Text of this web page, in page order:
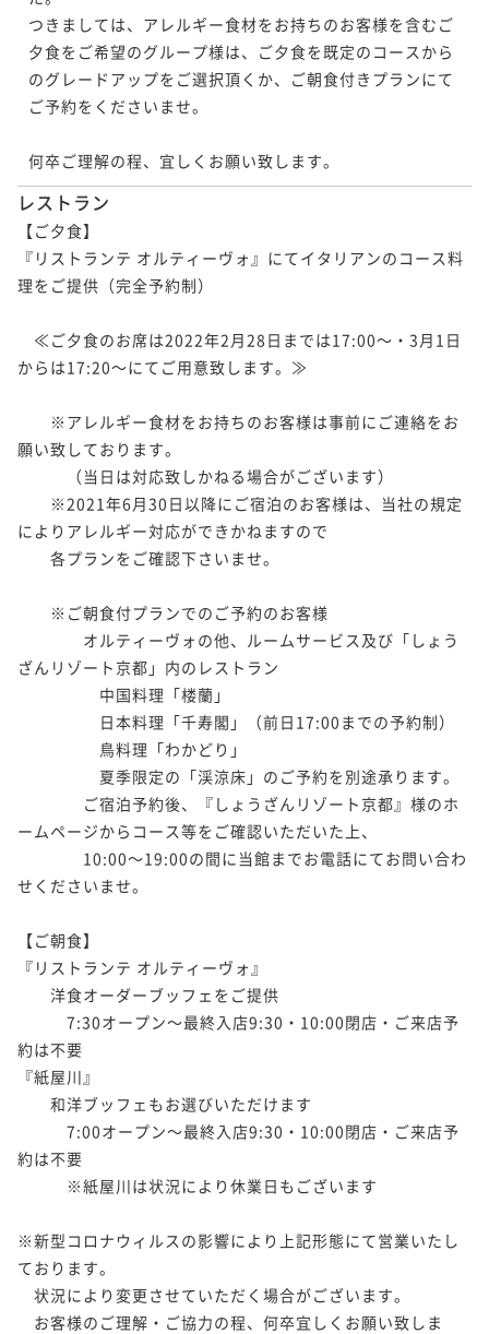
つきましては、アレルギー食材をお持ちのお客様を含むご
夕食をご希望のグループ様は、ご夕食を既定のコースから
のグレードアップをご選択頂くか、ご朝食付きプランにて
ご予約をくださいませ。
何卒ご理解の程、宜しくお願い致します。
レストラン
【ご夕食】
『リストランテ オルティーヴォ』にてイタリアンのコース料
理をご提供（完全予約制）
≪ご夕食のお席は2022年2月28日までは17:00～・3月1日
からは17:20～にてご用意致します。≫
※アレルギー食材をお持ちのお客様は事前にご連絡をお
願い致しております。
（当日は対応致しかねる場合がございます）
※2021年6月30日以降にご宿泊のお客様は、当社の規定
によりアレルギー対応ができかねますので
各プランをご確認下さいませ。
※ご朝食付プランでのご予約のお客様
オルティーヴォの他、ルームサービス及び「しょう
ざんリゾート京都」内のレストラン
中国料理「楼蘭」
日本料理「千寿閣」（前日17:00までの予約制）
鳥料理「わかどり」
夏季限定の「渓涼床」のご予約を別途承ります。
ご宿泊予約後、『しょうざんリゾート京都』様のホ
ームページからコース等をご確認いただいた上、
10:00～19:00の間に当館までお電話にてお問い合わ
せくださいませ。
【ご朝食】
『リストランテ オルティーヴォ』
洋食オーダーブッフェをご提供
7:30オープン～最終入店9:30・10:00閉店・ご来店予
約は不要
『紙屋川』
和洋ブッフェもお選びいただけます
7:00オープン～最終入店9:30・10:00閉店・ご来店予
約は不要
※紙屋川は状況により休業日もございます
※新型コロナウィルスの影響により上記形態にて営業いたし
ております。
状況により変更させていただく場合がございます。
お客様のご理解・ご協力の程、何卒宜しくお願い致しま